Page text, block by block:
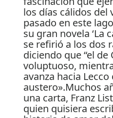
los días cálidos del
pasado en este
su gran novela ‘La
se refirió a los dos
diciendo que “el
voluptuoso,
avanza hacia
austero».Muchos
una carta, Franz
quien quisiera